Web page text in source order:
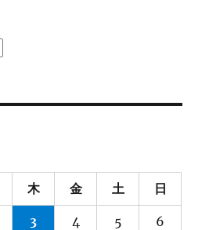
木 金 土 日
3 4 5 6